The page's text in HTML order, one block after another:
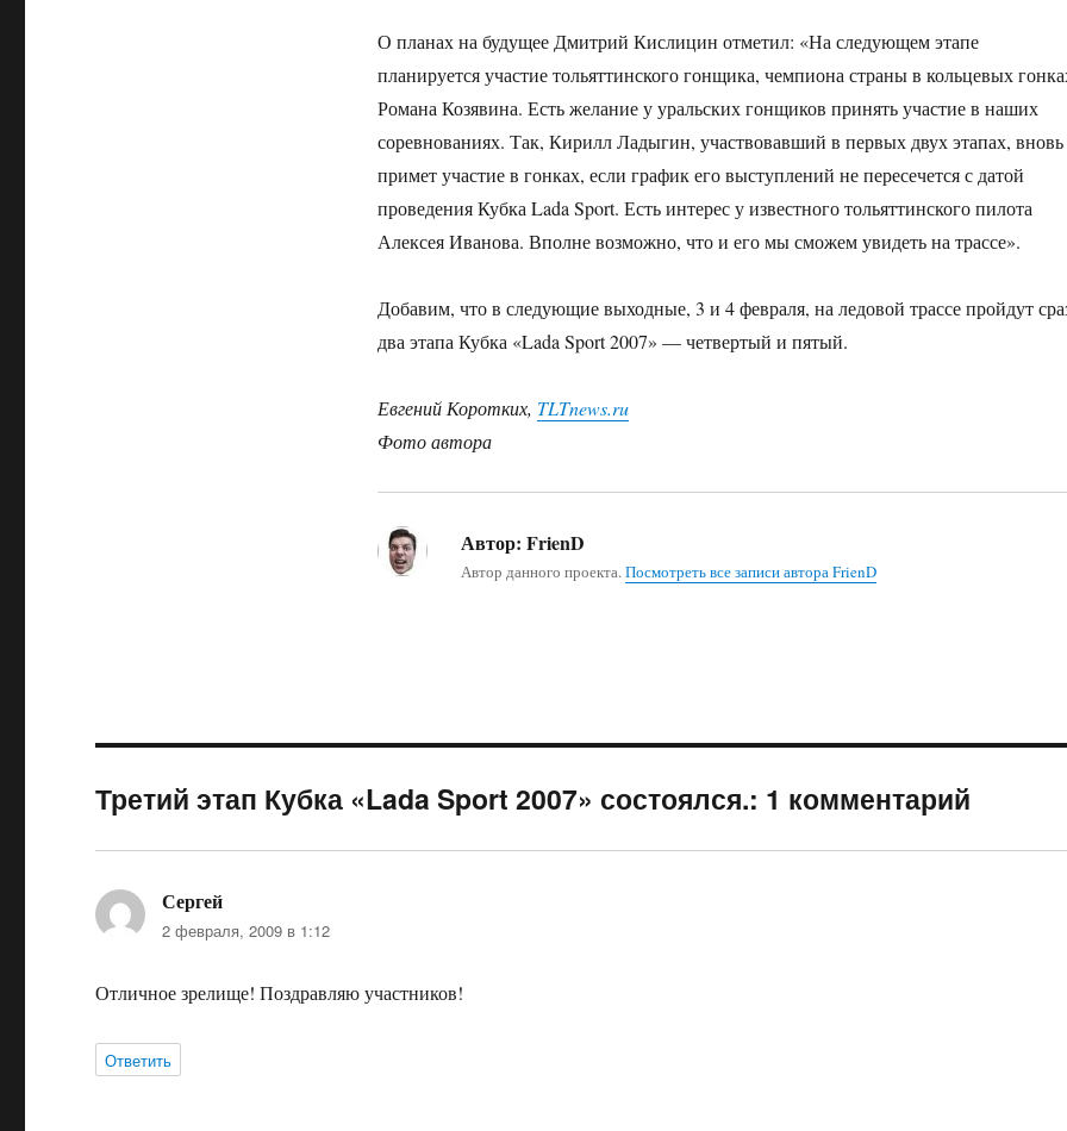
О планах на будущее Дмитрий Кислицин отметил: «На следующем этапе
планируется участие тольяттинского гонщика, чемпиона страны в кольцевых
Романа Козявина. Есть желание у уральских гонщиков принять участие в наших
соревнованиях. Так, Кирилл Ладыгин, участвовавший в первых двух этапах, вновь
примет участие в гонках, если график его выступлений не пересечется с датой
проведения Кубка Lada Sport. Есть интерес у известного тольяттинского пилота
Алексея Иванова. Вполне возможно, что и его мы сможем увидеть на трассе».
Добавим, что в следующие выходные, 3 и 4 февраля, на ледовой трассе пройдут
два этапа Кубка «Lada Sport 2007» — четвертый и пятый.
Евгений Коротких, TLTnews.ru
Фото автора
Автор: FrienD
Автор данного проекта.Посмотреть все записи автора FrienD
Третий этап Кубка «Lada Sport 2007» состоялся.: 1 комментарий
Сергей
2 февраля, 2009 в 1:12
Отличное зрелище! Поздравляю участников!
Ответить